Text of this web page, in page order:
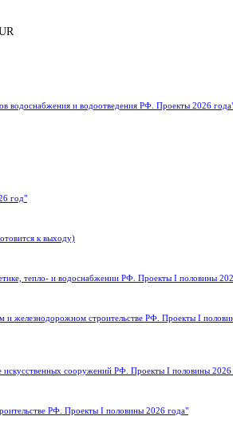
водоснабжения и водоотведения РФ. Проекты 2026
год"
к выходу)
тепло- и водоснабжении РФ. Проекты I половины
и железнодорожном строительстве РФ. Проекты I
искусственных сооружений РФ. Проекты I половины 2026
РФ. Проекты I половины 2026 года"